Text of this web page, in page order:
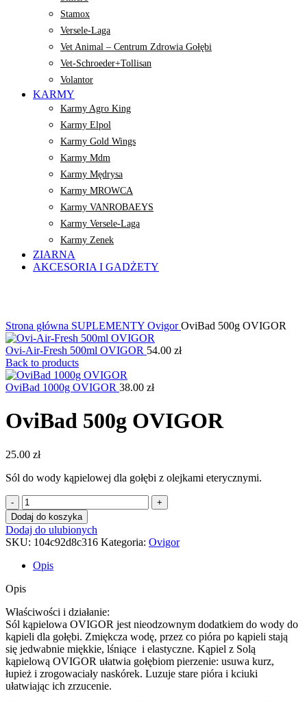
Stamox
Versele-Laga
Vet Animal – Centrum Zdrowia Gołębi
Vet-Schroeder+Tollisan
Volantor
KARMY
Karmy Agro King
Karmy Elpol
Karmy Gold Wings
Karmy Mdm
Karmy Mędrysa
Karmy MROWCA
Karmy VANROBAEYS
Karmy Versele-Laga
Karmy Zenek
ZIARNA
AKCESORIA I GADŻETY
Strona główna SUPLEMENTY OvigorOviBad 500g OVIGOR
Ovi-Air-Fresh 500ml OVIGOR 54.00 zł
Back to products
OviBad 1000g OVIGOR 38.00 zł
OviBad 500g OVIGOR
25.00 zł
Sól do wody kąpielowej dla gołębi z olejkami eterycznymi.
ilość
OviBad
500g
OVIGOR
Dodaj do koszyka
Dodaj do ulubionych
SKU: 104c92d8c316 Kategoria: Ovigor
Opis
Opis
Właściwości i działanie:
Sól kąpielowa OVIGOR jest nieodzownym dodatkiem do wody do
kąpieli dla gołębi. Zmiękcza wodę, przez co pióra po kąpieli stają
się jedwabnie miękkie, lśniące i elastyczne. Kąpiel z Solą
kąpielową OVIGOR ułatwia gołębiom pierzenie: usuwa kurz,
łupież i zrogowaciały naskórek. Luzuje stare pióra i kciuki
ułatwiając ich zrzucenie.